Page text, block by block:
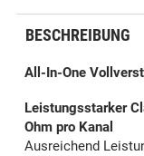
BESCHREIBUNG
All-In-One
Leistungsstarker
Ohm pro Kanal
Ausreichend